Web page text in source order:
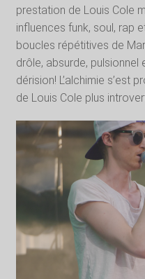
prestation de Louis Cole
influences funk, soul, rap
boucles répétitives de
drôle, absurde, pulsionnel
dérision! L’alchimie s’est
de Louis Cole plus